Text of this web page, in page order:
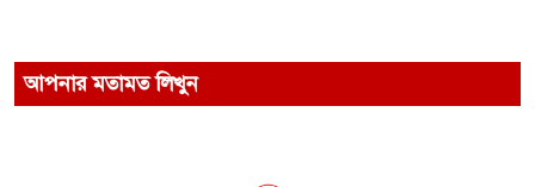
আপনার মতামত লিখুন